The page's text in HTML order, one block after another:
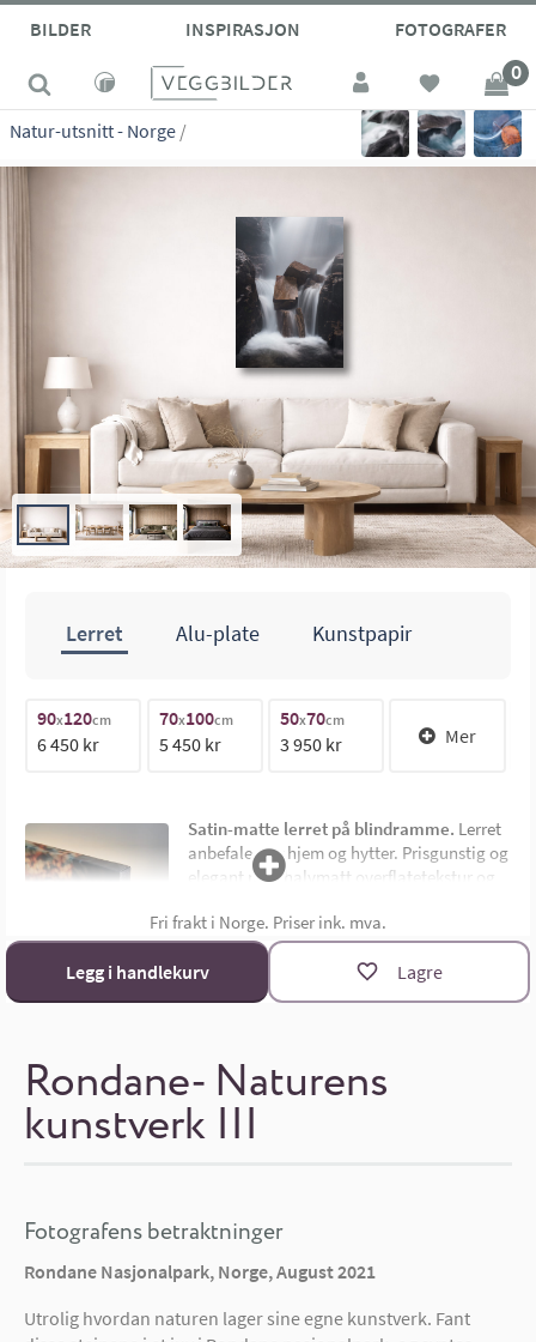
BILDER INSPIRASJON FOTOGRAFER
0
Natur-utsnitt - Norge /
Rondane- Naturens
kunstverk III
Lerret Alu-plate Kunstpapir
90x120cm
6 450 kr
70x100cm
5 450 kr
50x70cm
3 950 kr Mer
Satin-matte lerret på blindramme. Lerret
anbefales for hjem og hytter. Prisgunstig og
elegant med halvmatt overflatetekstur og
limtre blindramme. Bildemål oppgis som
bredde x høyde i cm.Materialoversikt
Størrelsekalkulator
Fri frakt i Norge. Priser ink. mva.
Legg i handlekurv Lagre
Fotografens betraktninger
Rondane Nasjonalpark, Norge, August 2021
Utrolig hvordan naturen lager sine egne kunstverk. Fant